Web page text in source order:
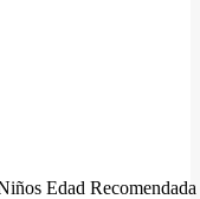
Edad Recomendada